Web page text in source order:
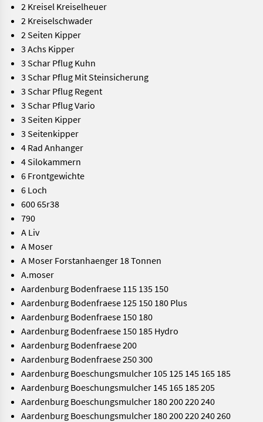
2 Kreisel Kreiselheuer
2 Kreiselschwader
2 Seiten Kipper
3 Achs Kipper
3 Schar Pflug Kuhn
3 Schar Pflug Mit Steinsicherung
3 Schar Pflug Regent
3 Schar Pflug Vario
3 Seiten Kipper
3 Seitenkipper
4 Rad Anhanger
4 Silokammern
6 Frontgewichte
6 Loch
600 65r38
790
A Liv
A Moser
A Moser Forstanhaenger 18 Tonnen
A.moser
Aardenburg Bodenfraese 115 135 150
Aardenburg Bodenfraese 125 150 180 Plus
Aardenburg Bodenfraese 150 180
Aardenburg Bodenfraese 150 185 Hydro
Aardenburg Bodenfraese 200
Aardenburg Bodenfraese 250 300
Aardenburg Boeschungsmulcher 105 125 145 165 185
Aardenburg Boeschungsmulcher 145 165 185 205
Aardenburg Boeschungsmulcher 180 200 220 240
Aardenburg Boeschungsmulcher 180 200 220 240 260